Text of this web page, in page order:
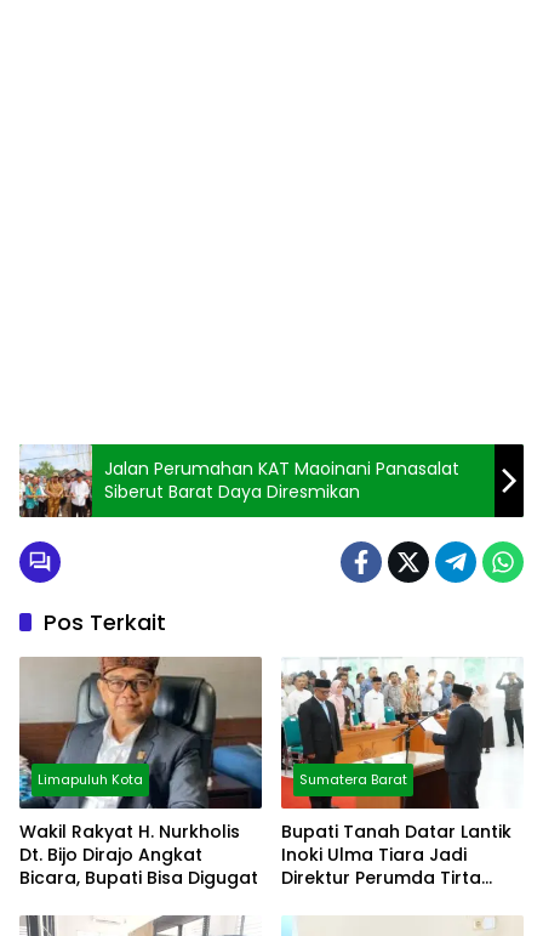
Jalan Perumahan KAT Maoinani Panasalat
Siberut Barat Daya Diresmikan
Pos Terkait
Limapuluh Kota
Wakil Rakyat H. Nurkholis
Dt. Bijo Dirajo Angkat
Bicara, Bupati Bisa Digugat
Sumatera Barat
Bupati Tanah Datar Lantik
Inoki Ulma Tiara Jadi
Direktur Perumda Tirta